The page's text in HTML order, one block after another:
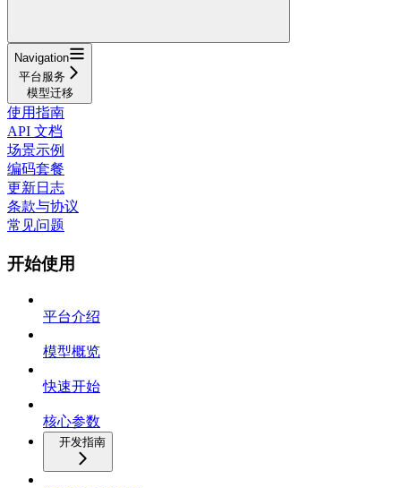
Navigation
平台服务
模型迁移
使用指南
API 文档
场景示例
编码套餐
更新日志
条款与协议
常见问题
开始使用
平台介绍
模型概览
快速开始
核心参数
开发指南